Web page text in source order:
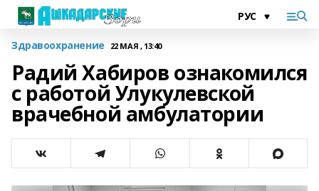
Здравоохранение 22 МАЯ , 13:40
Радий Хабиров ознакомился
с работой Улукулевской
врачебной амбулатории